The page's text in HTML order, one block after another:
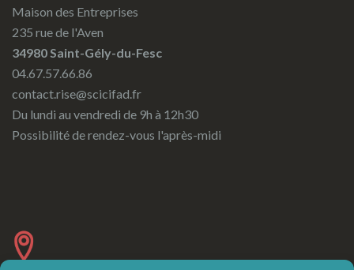
Maison des Entreprises
235 rue de l'Aven
34980 Saint-Gély-du-Fesc
04.67.57.66.86
contact.rise@scicifad.fr
Du lundi au vendredi de 9h à 12h30
Possibilité de rendez-vous l'après-midi